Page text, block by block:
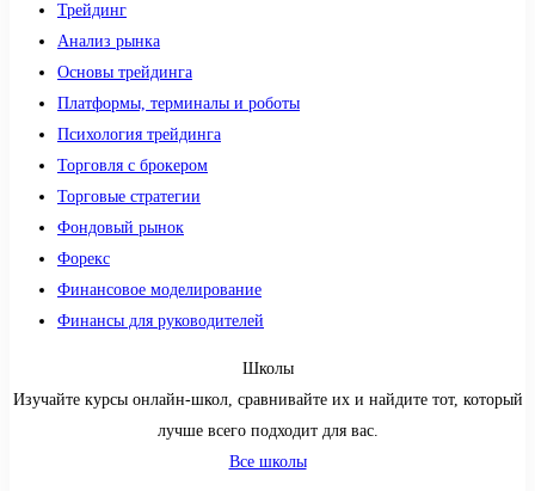
Трейдинг
Анализ рынка
Основы трейдинга
Платформы, терминалы и роботы
Психология трейдинга
Торговля с брокером
Торговые стратегии
Фондовый рынок
Форекс
Финансовое моделирование
Финансы для руководителей
Школы
Изучайте курсы онлайн-школ, сравнивайте их и найдите тот, который
лучше всего подходит для вас.
Все школы